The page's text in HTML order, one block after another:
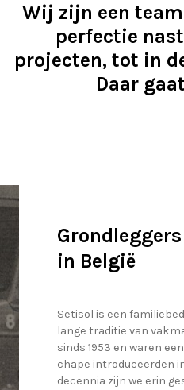
Wij zijn een
perfectie
projecten, tot in
Daar
in België
Setisol is een
lange traditie van
sinds 1953 en waren
chape introduceerden
decennia zijn we erin